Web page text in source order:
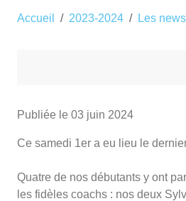
Accueil 2023-2024 Les news
Publiée le 03 juin 2024
Ce samedi 1er a eu lieu le
Quatre de nos débutants y ont
les fidèles coachs : nos deux